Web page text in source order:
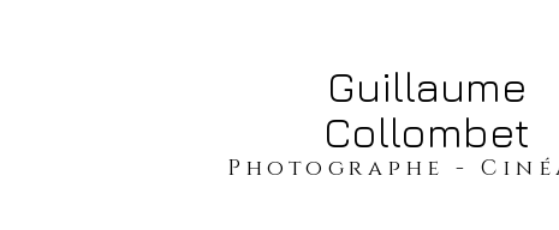
​​​​​​​Guillaume
Collombet
​​​Photographe -